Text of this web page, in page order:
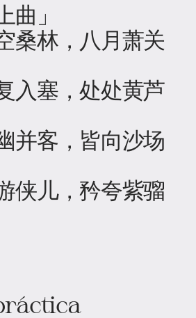
曲」
桑林，八月萧关
入塞，处处黄芦
并客，皆向沙场
侠儿，矜夸紫骝